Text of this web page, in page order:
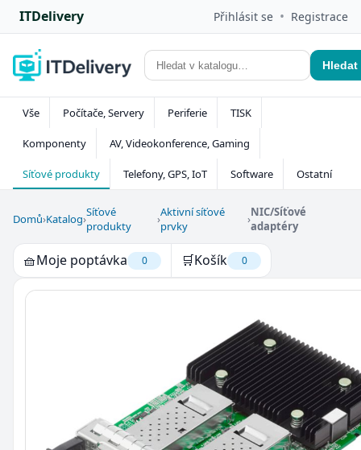
ITDelivery Přihlásit se • Registrace
Hledat
Vše Počítače, Servery Periferie TISK
Komponenty AV, Videokonference, Gaming
Síťové produkty Telefony, GPS, IoT Software Ostatní
Domů›Katalog›Síťové
produkty
›Aktivní síťové
prvky
›NIC/Síťové
adaptéry
🧺Moje poptávka 0 🛒Košík 0